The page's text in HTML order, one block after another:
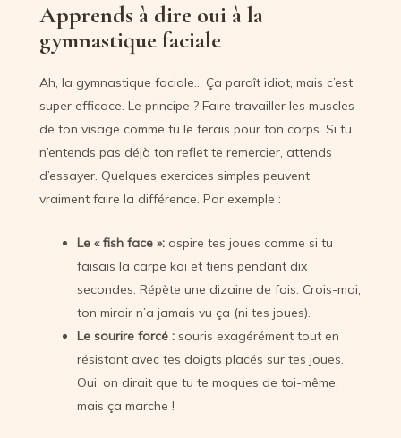
Apprends à dire oui à la
gymnastique faciale
Ah, la gymnastique faciale… Ça paraît idiot, mais c’est
super efficace. Le principe ? Faire travailler les muscles
de ton visage comme tu le ferais pour ton corps. Si tu
n’entends pas déjà ton reflet te remercier, attends
d’essayer. Quelques exercices simples peuvent
vraiment faire la différence. Par exemple :
Le « fish face »: aspire tes joues comme si tu
faisais la carpe koï et tiens pendant dix
secondes. Répète une dizaine de fois. Crois-moi,
ton miroir n’a jamais vu ça (ni tes joues).
Le sourire forcé : souris exagérément tout en
résistant avec tes doigts placés sur tes joues.
Oui, on dirait que tu te moques de toi-même,
mais ça marche !